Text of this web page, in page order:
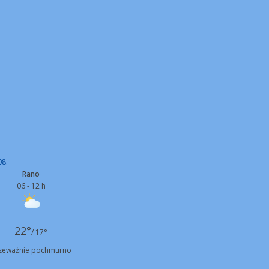
Rano
06 - 12 h
22°/ 17°
pochmurno